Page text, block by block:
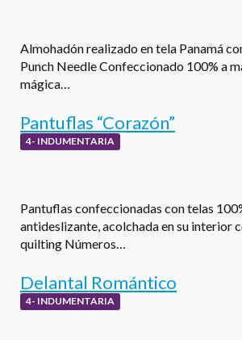
Almohadón realizado en tela Panamá
Punch Needle Confeccionado 100% a
mágica…
Pantuflas “Corazón”
4- INDUMENTARIA
Pantuflas confeccionadas con telas
antideslizante, acolchada en su interior
quilting Números…
Delantal Romántico
4- INDUMENTARIA